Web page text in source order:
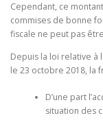
Cependant, ce
commises de bonne
fiscale ne peut pas
Depuis la loi relative à
le 23 octobre 2018, la
D’une part
situation des